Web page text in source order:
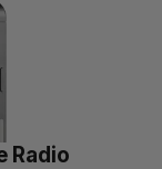
Radio